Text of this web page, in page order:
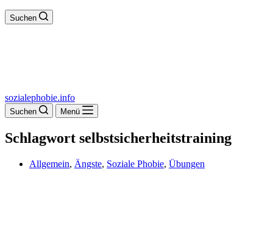
Suchen
sozialephobie.info
Suchen Menü
Schlagwort selbstsicherheitstraining
Allgemein, Ängste, Soziale Phobie, Übungen